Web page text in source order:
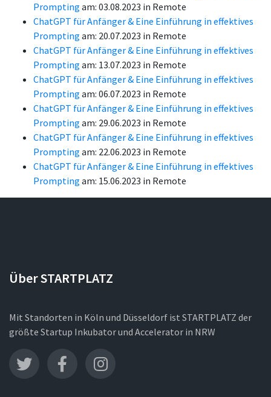
Prompting am: 03.08.2023 in Remote
ChatGPT für Anfänger & Eine Einführung in effektives
Prompting am: 20.07.2023 in Remote
ChatGPT für Anfänger & Eine Einführung in effektives
Prompting am: 13.07.2023 in Remote
ChatGPT für Anfänger & Eine Einführung in effektives
Prompting am: 06.07.2023 in Remote
ChatGPT für Anfänger & Eine Einführung in effektives
Prompting am: 29.06.2023 in Remote
ChatGPT für Anfänger & Eine Einführung in effektives
Prompting am: 22.06.2023 in Remote
ChatGPT für Anfänger & Eine Einführung in effektives
Prompting am: 15.06.2023 in Remote
Über STARTPLATZ
Mit Standorten in Köln und Düsseldorf ist STARTPLATZ der
größte Startup Inkubator und Accelerator in NRW